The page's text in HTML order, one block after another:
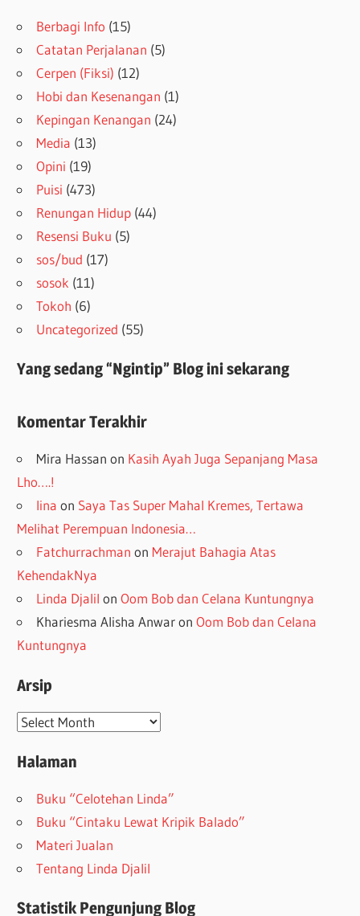
Berbagi Info (15)
Catatan Perjalanan (5)
Cerpen (Fiksi) (12)
Hobi dan Kesenangan (1)
Kepingan Kenangan (24)
Media (13)
Opini (19)
Puisi (473)
Renungan Hidup (44)
Resensi Buku (5)
sos/bud (17)
sosok (11)
Tokoh (6)
Uncategorized (55)
Yang sedang “Ngintip” Blog ini sekarang
Komentar Terakhir
Mira Hassan on Kasih Ayah Juga Sepanjang Masa
Lho….!
lina on Saya Tas Super Mahal Kremes, Tertawa
Melihat Perempuan Indonesia…
Fatchurrachman on Merajut Bahagia Atas
KehendakNya
Linda Djalil onOom Bob dan Celana Kuntungnya
Khariesma Alisha AnwaronOom Bob dan Celana
Kuntungnya
Arsip
Arsip
Halaman
Buku “Celotehan Linda”
Buku “Cintaku Lewat Kripik Balado”
Materi Jualan
Tentang Linda Djalil
Statistik Pengunjung Blog